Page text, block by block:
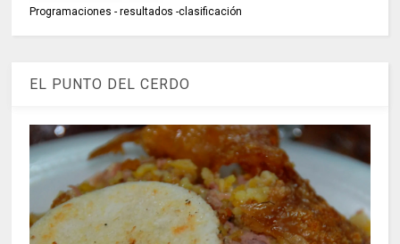
Programaciones - resultados -clasificación
EL PUNTO DEL CERDO